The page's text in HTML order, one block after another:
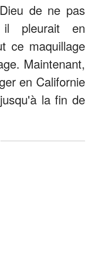
de ne pas
il pleurait en
ce maquillage
Maintenant,
en Californie
la fin de